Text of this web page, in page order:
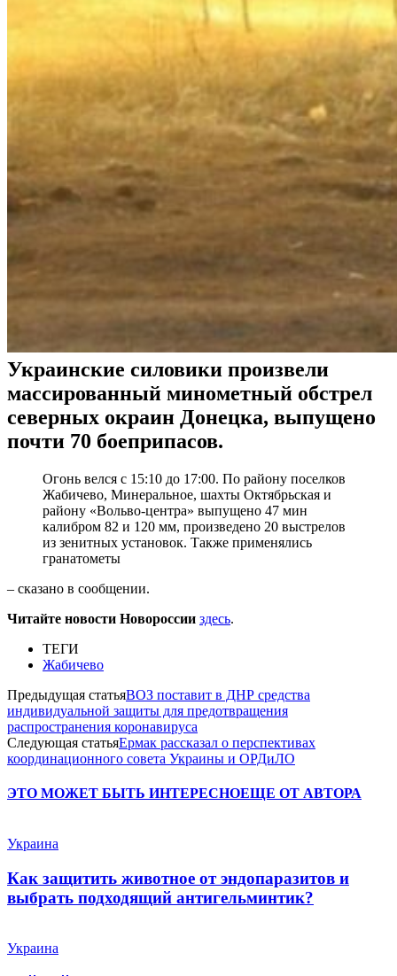
Украинские силовики произвели
массированный минометный обстрел
северных окраин Донецка, выпущено
почти 70 боеприпасов.
Огонь велся с 15:10 до 17:00. По району поселков
Жабичево, Минеральное, шахты Октябрьская и
району «Вольво-центра» выпущено 47 мин
калибром 82 и 120 мм, произведено 20 выстрелов
из зенитных установок. Также применялись
гранатометы
– сказано в сообщении.
Читайте новости Новороссии здесь.
ТЕГИ
Жабичево
Предыдущая статьяВОЗ поставит в ДНР средства
индивидуальной защиты для предотвращения
распространения коронавируса
Следующая статьяЕрмак рассказал о перспективах
координационного совета Украины и ОРДиЛО
ЭТО МОЖЕТ БЫТЬ ИНТЕРЕСНОЕЩЕ ОТ АВТОРА
Украина
Как защитить животное от эндопаразитов и
выбрать подходящий антигельминтик?
Украина